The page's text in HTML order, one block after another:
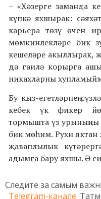
– «Хәзерге заманда
күпкә яхшырак:
карьера төзү өчен
мөмкинлекләре бик
кешеләре акыллырак,
дә гаилә корырга
никахларны
Бу кыз-егетләрнең
кебек үк фикер
тормышта үз урыныңны
бик мөһим. Рухи
җаваплылык
адымга бару яхшы. Ә
Следите за самым
Telegram-канале